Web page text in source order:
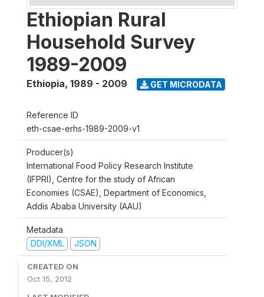
Ethiopian Rural
Household Survey
1989-2009
Ethiopia, 1989 - 2009 GET MICRODATA
Reference ID
eth-csae-erhs-1989-2009-v1
Producer(s)
International Food Policy Research Institute
(IFPRI), Centre for the study of African
Economies (CSAE), Department of Economics,
Addis Ababa University (AAU)
Metadata
DDI/XML
JSON
CREATED ON
Oct 15, 2012